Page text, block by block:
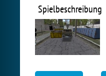
Spielbeschreibung